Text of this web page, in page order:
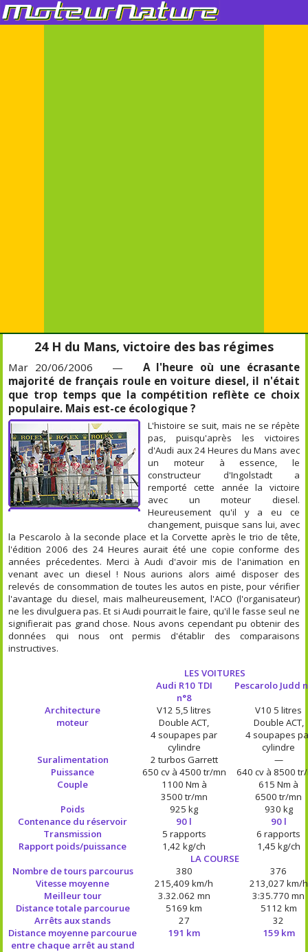
24 H du Mans, victoire des bas régimes
Mar 20/06/2006 — A l'heure où une écrasante
majorité de français roule en voiture diesel, il n'était
que trop temps que la compétition reflète ce choix
populaire. Mais est-ce écologique ?
L'histoire se suit, mais ne se répète
pas, puisqu'après les victoires
d'Audi aux 24 Heures du Mans avec
un moteur à essence, le
constructeur d'Ingolstadt a
remporté cette année la victoire
avec un moteur diesel.
Heureusement qu'il y a eu ce
changement, puisque sans lui, avec
la Pescarolo à la seconde place et la Corvette après le trio de tête,
l'édition 2006 des 24 Heures aurait été une copie conforme des
années précedentes. Merci à Audi d'avoir mis de l'animation en
venant avec un diesel ! Nous aurions alors aimé disposer des
relevés de consommation de toutes les autos en piste, pour vérifier
l'avantage du diesel, mais malheureusement, l'ACO (l'organisateur)
ne les divulguera pas. Et si Audi pourrait le faire, qu'il le fasse seul ne
signifierait pas grand chose. Nous avons cependant pu obtenir des
données qui nous ont permis d'établir des comparaisons
instructives.
LES VOITURES
Audi R10 TDI
n°8
Pescarolo Judd
Architecture
moteur
V12 5,5 litres
Double ACT,
4 soupapes par
cylindre
V10 5 litres
Double ACT,
4 soupapes
cylindre
Suralimentation
2 turbos Garrett
—
Puissance
650 cv à 4500 tr/mn
640 cv à 8500
Couple
1100 Nm à
3500 tr/mn
615 Nm à
6500 tr/mn
Poids
925 kg
930 kg
Contenance du réservoir
90 l
90 l
Transmission
5 rapports
6 rapports
Rapport poids/puissance
1,42 kg/ch
1,45 kg/ch
LA COURSE
Nombre de tours parcourus
380
376
Vitesse moyenne
215,409 km/h
213,027 km/h
Meilleur tour
3.32.062 mn
3:35.770 mn
Distance totale parcourue
5169 km
5112 km
Arrêts aux stands
27
32
Distance moyenne parcourue
entre chaque arrêt au stand
191 km 159 km